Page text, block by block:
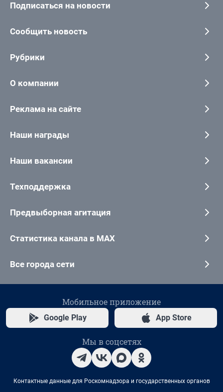
Подписаться на новости
Сообщить новость
Рубрики
О компании
Реклама на сайте
Наши награды
Наши вакансии
Техподдержка
Предвыборная агитация
Статистика канала в MAX
Все города сети
Мобильное приложение
Google Play App Store
Мы в соцсетях
Контактные данные для Роскомнадзора и государственных органов